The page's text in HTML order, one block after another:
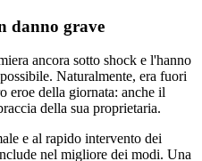
danno grave
ancora sotto shock e l'hanno
Naturalmente, era fuori
eroe della giornata: anche il
della sua proprietaria.
e al rapido intervento dei
nel migliore dei modi. Una